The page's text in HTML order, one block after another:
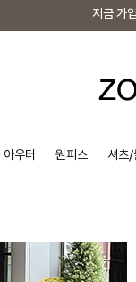
지금 가
아우터 원피스 셔츠/